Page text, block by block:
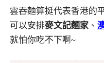
雲吞麵算挺代表香港的
可以安排麥文記麵家、
就怕你吃不下啊~